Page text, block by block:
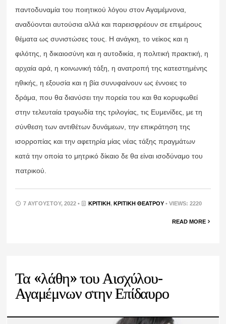
παντοδυναμία του ποιητικού λόγου στον Αγαμέμνονα,
αναδύονται αυτούσια αλλά και παρεισφρέουν σε επιμέρους
θέματα ως συνιστώσες τους. Η ανάγκη, το νείκος και η
φιλότης, η δικαιοσύνη και η αυτοδικία, η πολιτική πρακτική, η
αρχαία αρά, η κοινωνική τάξη, η ανατροπή της κατεστημένης
ηθικής, η εξουσία και η βία συνυφαίνουν ως έννοιες το
δράμα, που θα διανύσει την πορεία του και θα κορυφωθεί
στην τελευταία τραγωδία της τριλογίας, τις Ευμενίδες, με τη
σύνθεση των αντιθέτων δυνάμεων, την επικράτηση της
ισορροπίας και την αφετηρία μίας νέας τάξης πραγμάτων
κατά την οποία το μητρικό δίκαιο δε θα είναι ισοδύναμο του
πατρικού.
7 ΑΥΓΟΎΣΤΟΥ, 2022 • ΚΡΙΤΙΚΉ, ΚΡΙΤΙΚΉ ΘΕΆΤΡΟΥ • VIEWS: 2220
READ MORE
Τα «λάθη» του Αισχύλου-
Αγαμέμνων στην Επίδαυρο